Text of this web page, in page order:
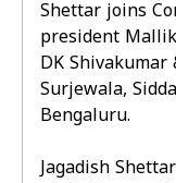
Shettar joins
president
DK Shivakumar
Surjewala,
Bengaluru.
Jagadish